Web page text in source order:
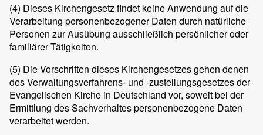
(4) Dieses Kirchengesetz findet keine Anwendung auf die
Verarbeitung personenbezogener Daten durch natürliche
Personen zur Ausübung ausschließlich persönlicher oder
familiärer Tätigkeiten.
(5) Die Vorschriften dieses Kirchengesetzes gehen denen
des Verwaltungsverfahrens- und -zustellungsgesetzes der
Evangelischen Kirche in Deutschland vor, soweit bei der
Ermittlung des Sachverhaltes personenbezogene Daten
verarbeitet werden.